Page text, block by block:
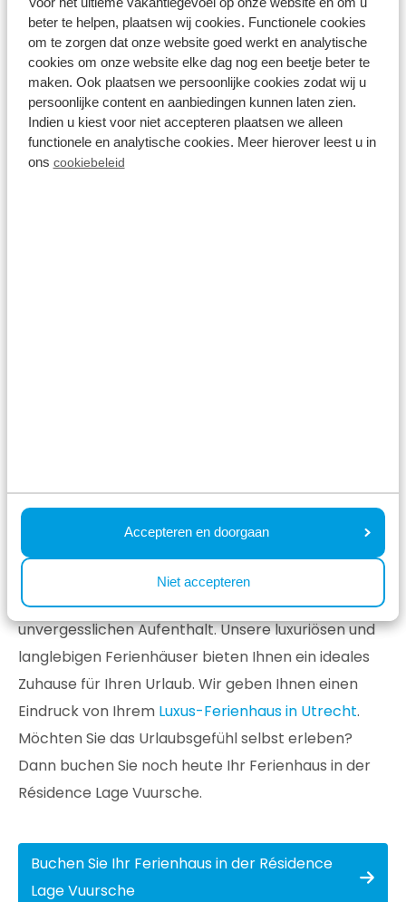
beter te helpen, plaatsen wij cookies. Functionele cookies
om te zorgen dat onze website goed werkt en analytische
cookies om onze website elke dag nog een beetje beter te
maken. Ook plaatsen we persoonlijke cookies zodat wij u
persoonlijke content en aanbiedingen kunnen laten zien.
Indien u kiest voor niet accepteren plaatsen we alleen
functionele en analytische cookies. Meer hierover leest u in
ons cookiebeleid
Accepteren en doorgaan
Niet accepteren
Résidence Lage Vuursche
Last-Minute-
Ferienhausvermietung
Sehen Sie unsere
Ferienhäuser in Utrecht
Jedes Ferienhaus in unserem Ferienpark in der
Provinz Utrecht verspricht einen komfortablen und
unvergesslichen Aufenthalt. Unsere luxuriösen und
langlebigen Ferienhäuser bieten Ihnen ein ideales
Zuhause für Ihren Urlaub. Wir geben Ihnen einen
Eindruck von Ihrem Luxus-Ferienhaus in Utrecht.
Möchten Sie das Urlaubsgefühl selbst erleben?
Dann buchen Sie noch heute Ihr Ferienhaus in der
Résidence Lage Vuursche.
Buchen Sie Ihr Ferienhaus in der Résidence
Lage Vuursche